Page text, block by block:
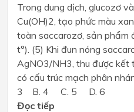
Trong dung dịch, glucozơ
Cu(OH)2, tạo phức màu
toàn saccarozơ, sản phẩm
t°). (5) Khi đun nóng
AgNO3/NH3, thu được kết
có cấu trúc mạch phân
3 B. 4 C. 5 D. 6
Đọc tiếp